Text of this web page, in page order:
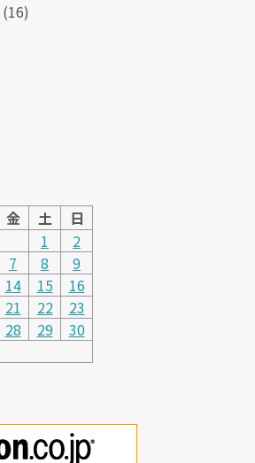
(16)
金 土
日
1
2
7 8
9
14 15
16
21 22
23
28 29
30